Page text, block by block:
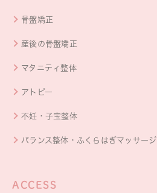
骨盤矯正
産後の骨盤矯正
マタニティ整体
アトピー
不妊・子宝整体
バランス整体・ふくらはぎマッサージ
ACCESS